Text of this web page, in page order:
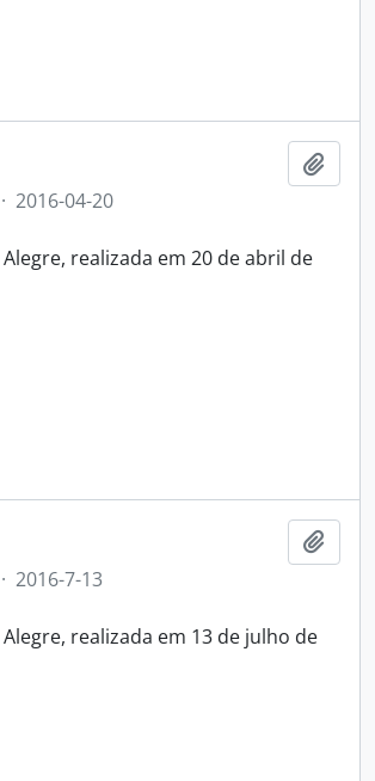
· 2016-04-20
realizada em 20 de abril de
· 2016-7-13
realizada em 13 de julho de